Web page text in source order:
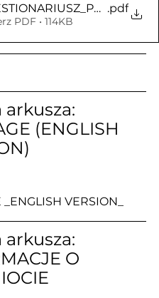
.pdf
PDF • 114KB
arkusza:
(ENGLISH
VERSION_
arkusza:
O